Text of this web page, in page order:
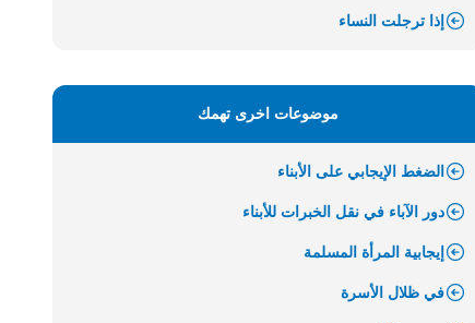
إذا ترجلت النساء
موضوعات اخرى تهمك
الضغط الإيجابي على الأبناء
دور الآباء في نقل الخبرات للأبناء
إيجابية المرأة المسلمة
في ظلال الأسرة